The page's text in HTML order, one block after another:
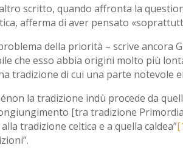
scritto, quando affronta la
afferma di aver pensato
della priorità – scrive ancora
che esso abbia origini molto più
tradizione di cui una parte notevole
la tradizione indù procede da
[tra tradizione
tradizione celtica e a quella caldea”